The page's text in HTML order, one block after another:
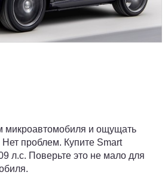
микроавтомобиля и ощущать
проблем. Купите Smart
л.с. Поверьте это не мало для